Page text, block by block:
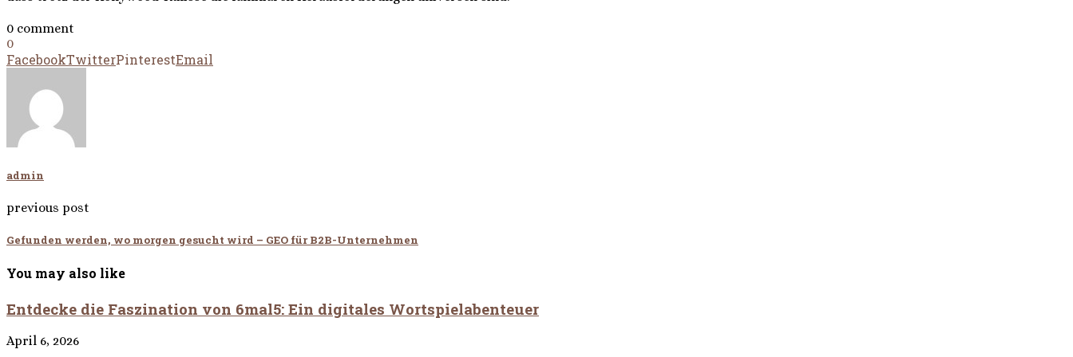
0 comment
0
FacebookTwitterPinterestEmail
admin
previous post
Gefunden werden, wo morgen gesucht wird – GEO für B2B-Unternehmen
You may also like
Entdecke die Faszination von 6mal5: Ein digitales Wortspielabenteuer
April 6, 2026